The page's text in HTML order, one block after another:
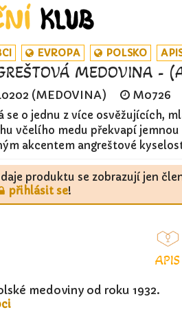
EVROPA POLSKO
MEDOVINA -
(MEDOVINA) M0726
se o jednu z více osvěžujících,
včelího medu překvapí
akcentem angreštové
produktu se zobrazují jen
přihlásit se!
APIS
medoviny od roku 1932.